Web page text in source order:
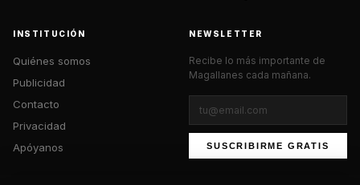
INSTITUCIÓN
Quiénes somos
Publicidad
Contacto
Privacidad
Apóyanos
NEWSLETTER
Recibe lo más importante de
Magallanes cada mañana.
SUSCRIBIRME GRATIS